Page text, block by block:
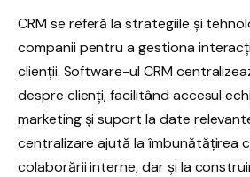
CRM se referă la strategiile și
companii pentru a gestiona
clienții. Software-ul CRM
despre clienți, facilitând accesul
marketing și suport la date
centralizare ajută la îmbunătățirea
colaborării interne, dar și la